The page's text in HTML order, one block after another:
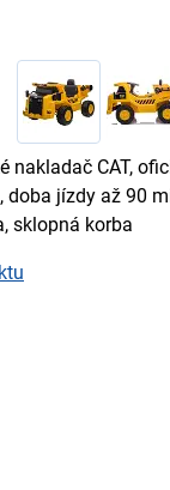
nakladač CAT,
jízdy až 90
sklopná korba